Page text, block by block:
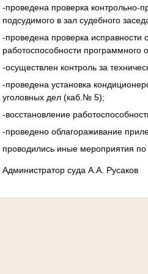
-проведена проверка
подсудимого в зал судебного
-проведена проверка
работоспособности
-осуществлен контроль за
-проведена установка
уголовных дел (каб.№ 5);
-восстановление
-проведено облагораживание
проводились иные мероприятия
Администратор суда А.А. Русаков